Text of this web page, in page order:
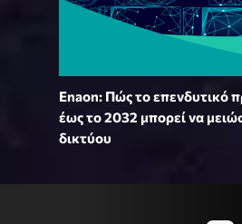
Enaon: Πώς το επενδυτικό
έως το 2032 μπορεί να
δικτύου